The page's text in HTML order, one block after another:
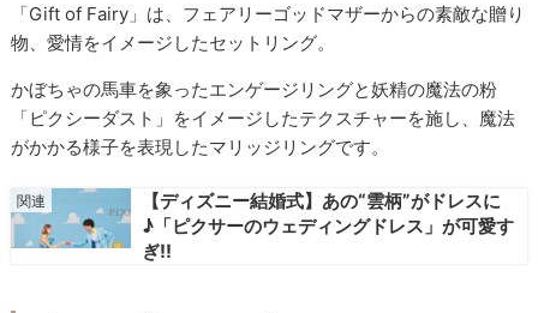
「Gift of Fairy」は、フェアリーゴッドマザーからの素敵な贈り
物、愛情をイメージしたセットリング。
かぼちゃの馬車を象ったエンゲージリングと妖精の魔法の粉
「ピクシーダスト」をイメージしたテクスチャーを施し、魔法
がかかる様子を表現したマリッジリングです。
【ディズニー結婚式】あの“雲柄”がドレスに
♪「ピクサーのウェディングドレス」が可愛す
ぎ!!